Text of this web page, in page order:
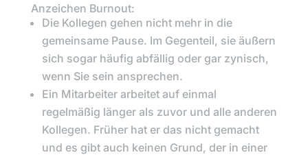
Anzeichen Burnout:
Die Kollegen gehen nicht mehr in die
gemeinsame Pause. Im Gegenteil, sie äußern
sich sogar häufig abfällig oder gar zynisch,
wenn Sie sein ansprechen.
Ein Mitarbeiter arbeitet auf einmal
regelmäßig länger als zuvor und alle anderen
Kollegen. Früher hat er das nicht gemacht
und es gibt auch keinen Grund, der in einer